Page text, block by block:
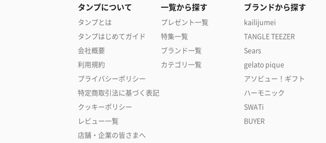
タンプについて
タンプとは
タンプはじめてガイド
会社概要
利用規約
プライバシーポリシー
特定商取引法に基づく表記
クッキーポリシー
レビュー一覧
店舗・企業の皆さまへ
一覧から探す
プレゼント一覧
特集一覧
ブランド一覧
カテゴリ一覧
ブランドから探す
kailijumei
TANGLE TEEZER
Sears
gelato pique
アソビュー！ギフト
ハーモニック
SWATi
BUYER